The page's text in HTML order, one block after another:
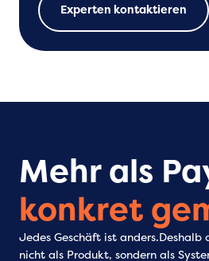
Experten kontaktieren
Mehr als
konkret
Jedes Geschäft ist anders.Deshalb
nicht als Produkt, sondern als